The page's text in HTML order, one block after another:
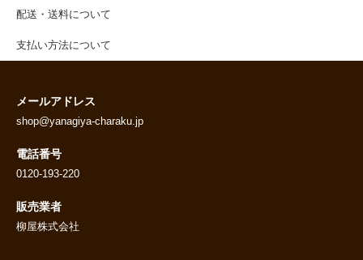
配送・送料について
支払い方法について
メールアドレス
shop@yanagiya-charaku.jp
電話番号
0120-193-220
販売業者
柳屋株式会社